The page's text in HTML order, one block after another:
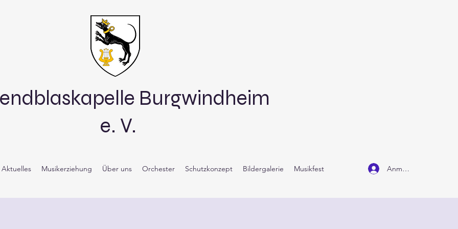
Burgwindheim
e. V.
Aktuelles Musikerziehung Über uns Orchester Schutzkonzept Bildergalerie Musikfest Anmelden